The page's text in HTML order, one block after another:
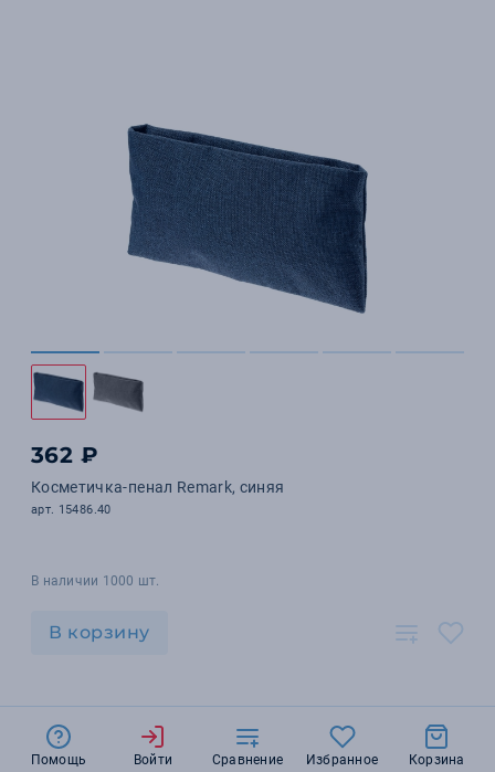
362 ₽
Косметичка-пенал Remark, синяя
арт. 15486.40
В наличии 1000 шт.
В корзину
Помощь Войти Сравнение Избранное Корзина